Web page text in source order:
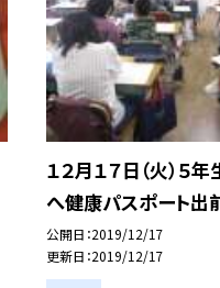
１２月１７日（火）５
へ健康パスポート出
公開日 2019/12/17
更新日 2019/12/17